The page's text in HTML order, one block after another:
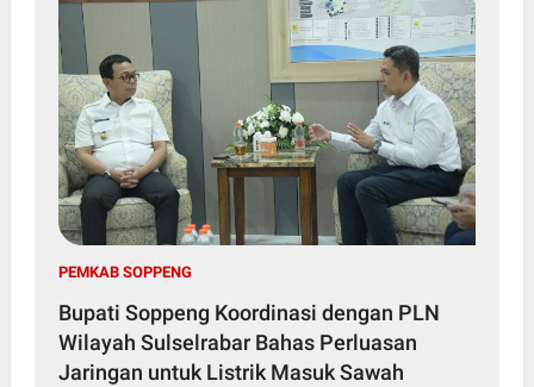
PEMKAB SOPPENG
Bupati Soppeng Koordinasi dengan PLN
Wilayah Sulselrabar Bahas Perluasan
Jaringan untuk Listrik Masuk Sawah